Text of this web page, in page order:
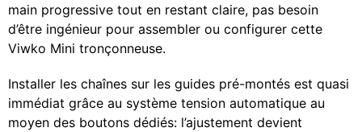
main progressive tout en restant claire, pas besoin
d’être ingénieur pour assembler ou configurer cette
Viwko Mini tronçonneuse.
Installer les chaînes sur les guides pré-montés est quasi
immédiat grâce au système tension automatique au
moyen des boutons dédiés: l’ajustement devient